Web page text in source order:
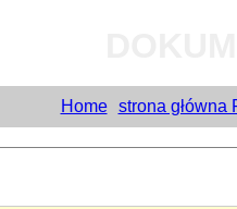
Home strona główna